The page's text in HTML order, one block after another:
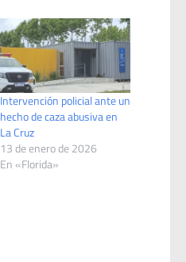
Intervención policial ante un
hecho de caza abusiva en
La Cruz
13 de enero de 2026
En «Florida»